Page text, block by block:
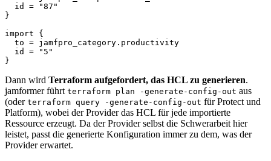
  id = "87"
}
import {
  to = jamfpro_category.productivity
  id = "5"
Dann wird Terraform aufgefordert, das HCL zu generieren.
jamformer führt terraform plan -generate-config-out aus
(oder terraform query -generate-config-out für Protect und
Platform), wobei der Provider das HCL für jede importierte
Ressource erzeugt. Da der Provider selbst die Schwerarbeit hier
leistet, passt die generierte Konfiguration immer zu dem, was der
Provider erwartet.